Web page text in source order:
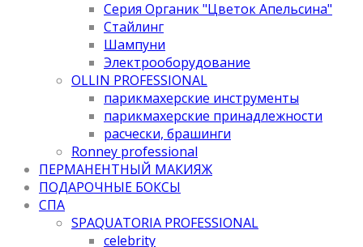
Серия Органик "Цветок Апельсина"
Стайлинг
Шампуни
Электрооборудование
OLLIN PROFESSIONAL
парикмахерские инструменты
парикмахерские принадлежности
расчески, брашинги
Ronney professional
ПЕРМАНЕНТНЫЙ МАКИЯЖ
ПОДАРОЧНЫЕ БОКСЫ
СПА
SPAQUATORIA PROFESSIONAL
celebrity